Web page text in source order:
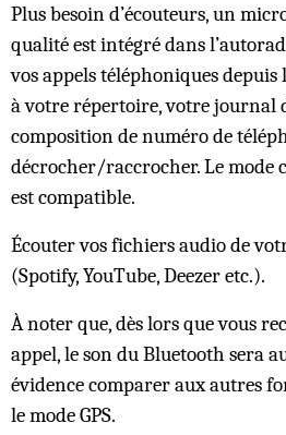
Plus besoin d’écouteurs, un
qualité est intégré dans
vos appels téléphoniques depuis
à votre répertoire, votre journal
composition de numéro de
décrocher/raccrocher. Le mode
est compatible.
Écouter vos fichiers audio de
(Spotify, YouTube, Deezer etc.).
À noter que, dès lors que vous
appel, le son du Bluetooth sera
évidence comparer aux autres
le mode GPS.